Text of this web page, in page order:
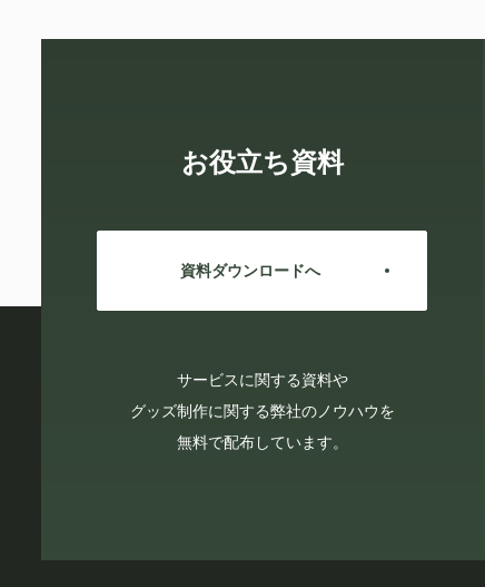
お役立ち資料
資料ダウンロードへ
サービスに関する資料や
グッズ制作に関する弊社のノウハウを
無料で配布しています。